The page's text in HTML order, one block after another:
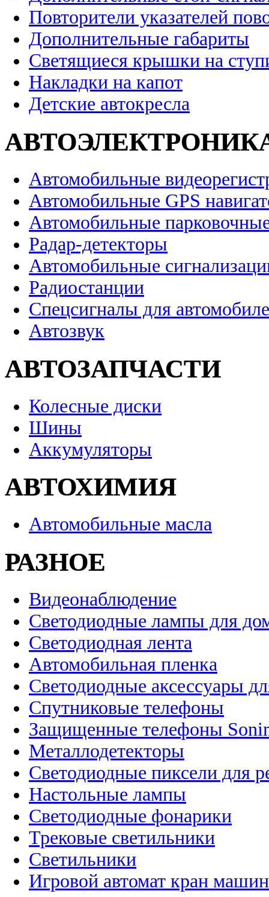
Повторители указателей
Дополнительные габариты
Светящиеся крышки на
Накладки на капот
Детские автокресла
Автомобильные
Автомобильные GPS
Автомобильные
Радар-детекторы
Автомобильные
Радиостанции
Спецсигналы для
Автозвук
АВТОЗАПЧАСТИ
Колесные диски
Шины
Аккумуляторы
АВТОХИМИЯ
Автомобильные масла
РАЗНОЕ
Видеонаблюдение
Светодиодные лампы для
Светодиодная лента
Автомобильная пленка
Светодиодные аксессуары
Спутниковые телефоны
Защищенные телефоны
Металлодетекторы
Светодиодные пиксели для
Настольные лампы
Светодиодные фонарики
Трековые светильники
Светильники
Игровой автомат кран